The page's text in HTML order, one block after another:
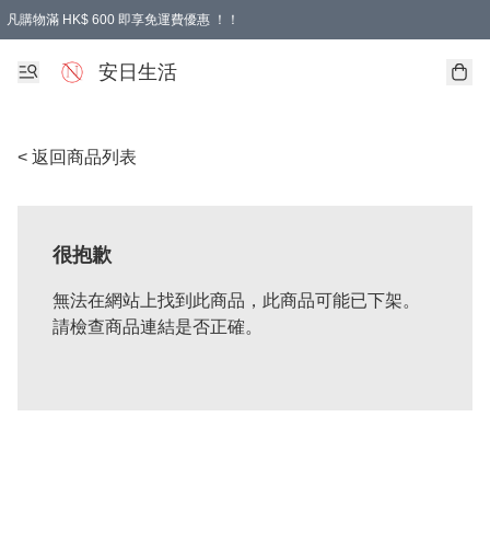
凡購物滿 HK$ 600 即享免運費優惠 ！！
安日生活
< 返回商品列表
很抱歉
無法在網站上找到此商品，此商品可能已下架。
請檢查商品連結是否正確。